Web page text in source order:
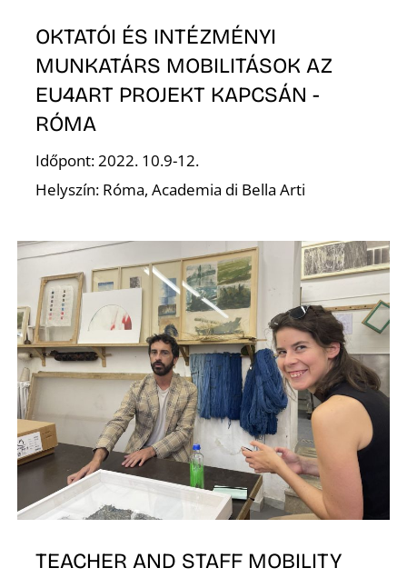
OKTATÓI ÉS INTÉZMÉNYI
MUNKATÁRS MOBILITÁSOK AZ
EU4ART PROJEKT KAPCSÁN -
RÓMA
Időpont: 2022. 10.9-12.
Helyszín: Róma, Academia di Bella Arti
TEACHER AND STAFF MOBILITY